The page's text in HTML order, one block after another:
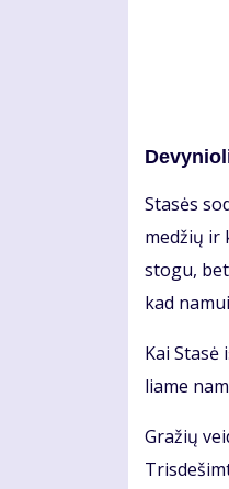
Sta­sės
me­džių ir
sto­gu,
kad
Kai
lia­me
Gra­žių